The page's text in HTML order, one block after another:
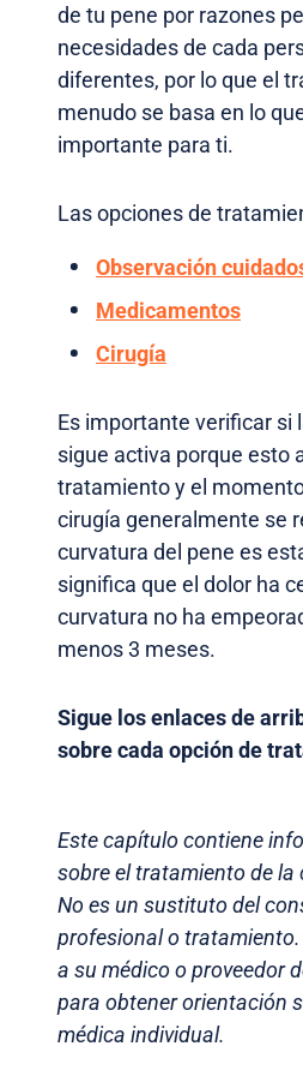
de tu pene por razones
necesidades de cada
diferentes, por lo que el
menudo se basa en lo
importante para ti.
Las opciones de
Observación
Medicamentos
Cirugía
Es importante verificar si
sigue activa porque esto
tratamiento y el
cirugía generalmente se
curvatura del pene es
significa que el dolor ha
curvatura no ha
menos 3 meses.
Sigue los enlaces de
sobre cada opción de
Este capítulo contiene
sobre el tratamiento de la
No es un sustituto del
profesional o
a su médico o proveedor
para obtener orientación
médica individual.